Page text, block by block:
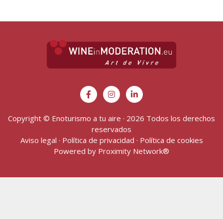
Copyright © Enoturismo a tu aire · 2026 Todos los derechos
reservados
Aviso legal · Política de privacidad · Política de cookies
Powered by Proximity Network®